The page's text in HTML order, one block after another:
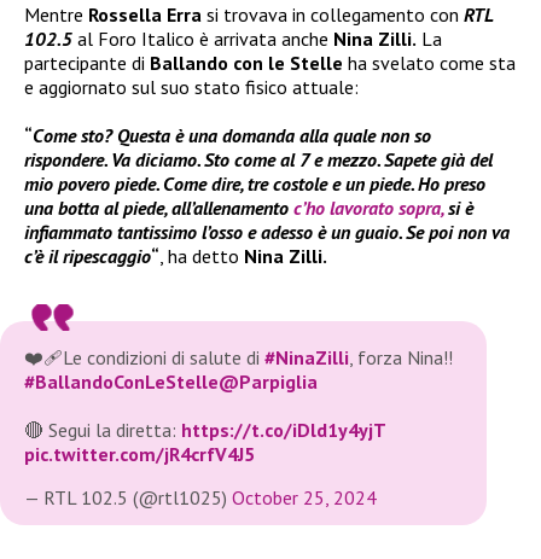
Mentre Rossella Erra si trovava in collegamento con RTL
102.5 al Foro Italico è arrivata anche Nina Zilli. La
partecipante di Ballando con le Stelle ha svelato come sta
e aggiornato sul suo stato fisico attuale:
“Come sto? Questa è una domanda alla quale non so
rispondere. Va diciamo. Sto come al 7 e mezzo. Sapete già del
mio povero piede. Come dire, tre costole e un piede. Ho preso
una botta al piede, all’allenamento c’ho lavorato sopra,si è
infiammato tantissimo l’osso e adesso è un guaio. Se poi non va
c’è il ripescaggio“ , ha detto Nina Zilli.
❤️‍🩹Le condizioni di salute di #NinaZilli , forza Nina!!
#BallandoConLeStelle@Parpiglia
🔴 Segui la diretta: https://t.co/iDld1y4yjT
pic.twitter.com/jR4crfV4J5
— RTL 102.5 (@rtl1025) October 25, 2024